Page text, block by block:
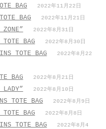
BAG 2022年11月22日
BAG 2022年11月21日
2022年8月31日
BAG 2022年8月30日
TOTE BAG
2022年8月22
BAG 2022年8月21日
2022年8月10日
TOTE BAG 2022年8月9日
BAG 2022年8月8日
TOTE BAG
2022年8月4